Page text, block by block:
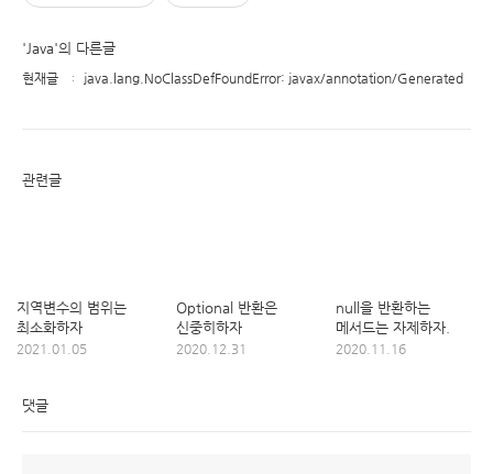
'Java'의 다른글
현재글 java.lang.NoClassDefFoundError: javax/annotation/Generated
관련글
지역변수의 범위는
최소화하자
2021.01.05
Optional 반환은
신중히하자
2020.12.31
null을 반환하는
메서드는 자제하자.
2020.11.16
댓글